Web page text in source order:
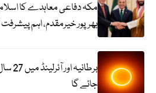
مکہ دفاعی معاہدے کا
بھرپور خیرمقدم، اہم
جائے گا